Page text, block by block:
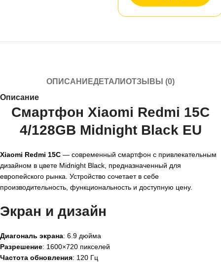
ОПИСАНИЕДЕТАЛИОТЗЫВЫ (0)
Описание
Смартфон Xiaomi Redmi 15C
4/128GB Midnight Black EU
Xiaomi Redmi 15C — современный смартфон с привлекательным
дизайном в цвете Midnight Black, предназначенный для
европейского рынка. Устройство сочетает в себе
производительность, функциональность и доступную цену.
Экран и дизайн
Диагональ экрана: 6.9 дюйма
Разрешение: 1600×720 пикселей
Частота обновления: 120 Гц